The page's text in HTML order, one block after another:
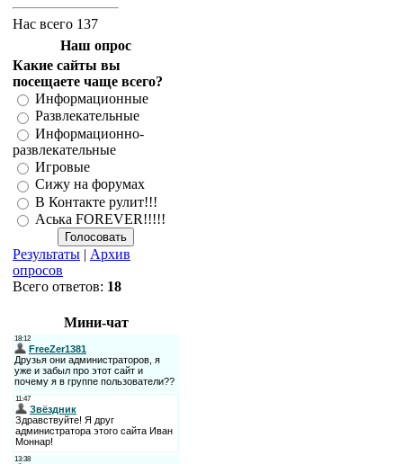
Нас всего 137
Наш опрос
Какие сайты вы
посещаете чаще всего?
Информационные
Развлекательные
Информационно-
развлекательные
Игровые
Сижу на форумах
В Контакте рулит!!!
Аська FOREVER!!!!!
Результаты | Архив
опросов
Всего ответов: 18
Мини-чат